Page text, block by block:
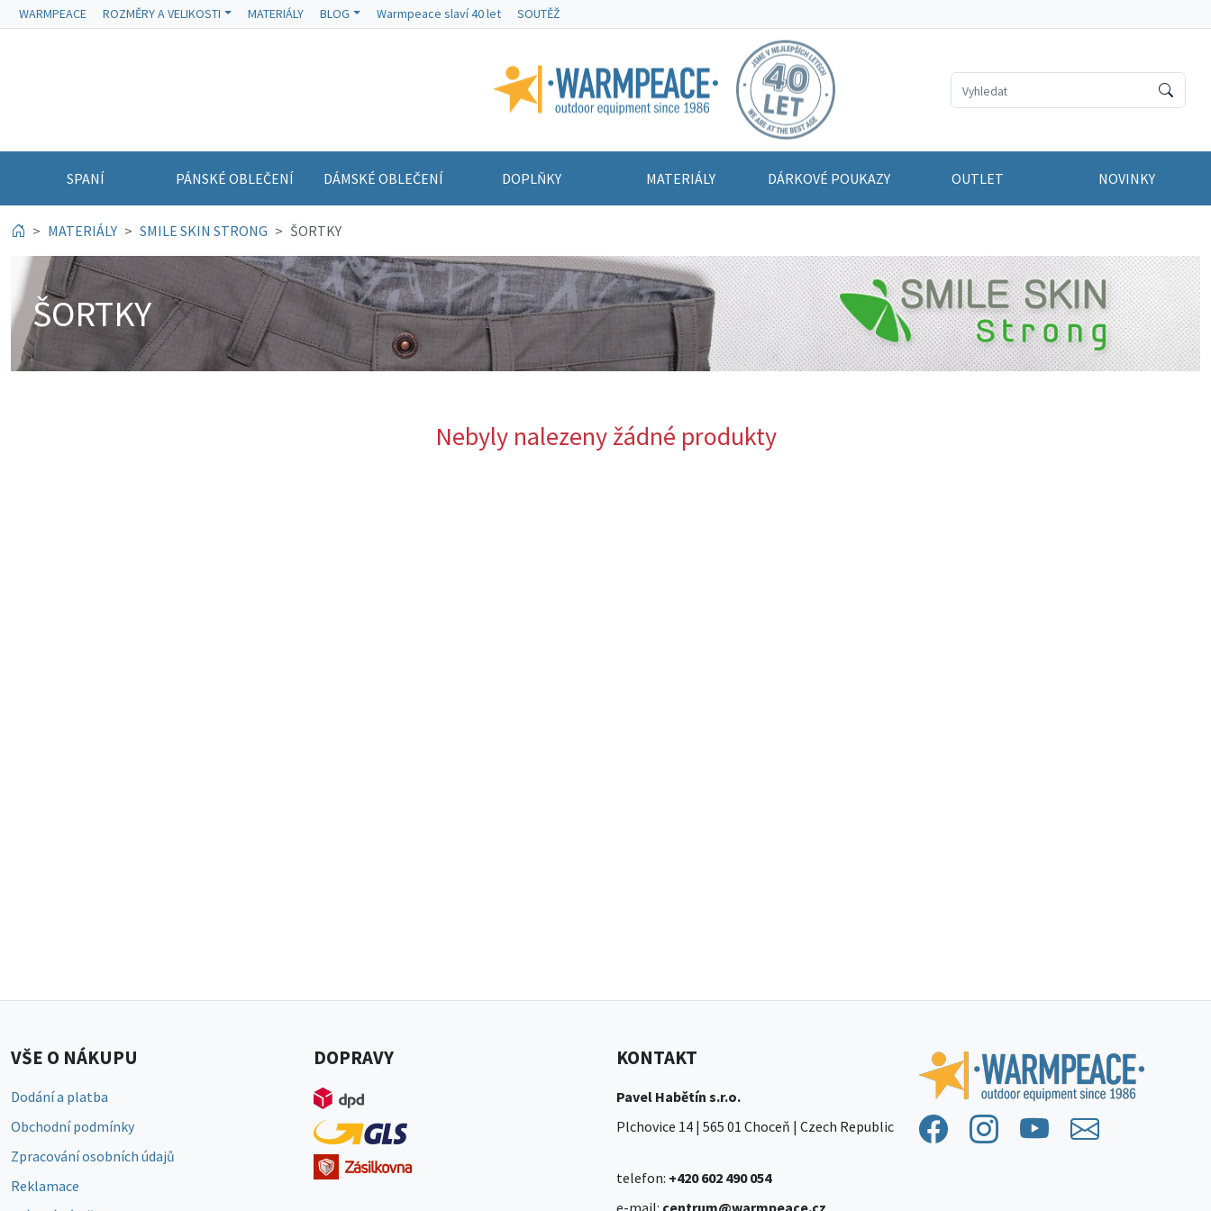
WARMPEACE ROZMĚRY A VELIKOSTI MATERIÁLY BLOG Warmpeace slaví 40 let SOUTĚŽ
Warmpeace
SPANÍ PÁNSKÉ OBLEČENÍ DÁMSKÉ OBLEČENÍ DOPLŇKY MATERIÁLY DÁRKOVÉ POUKAZY OUTLET NOVINKY
MATERIÁLY SMILE SKIN STRONG ŠORTKY
ŠORTKY
Nebyly nalezeny žádné produkty
VŠE O NÁKUPU
Dodání a platba
Obchodní podmínky
Zpracování osobních údajů
Reklamace
DOPRAVY KONTAKT
Pavel Habětín s.r.o.
Plchovice 14 | 565 01 Choceň | Czech Republic
telefon: +420 602 490 054
e-mail: centrum@warmpeace.cz